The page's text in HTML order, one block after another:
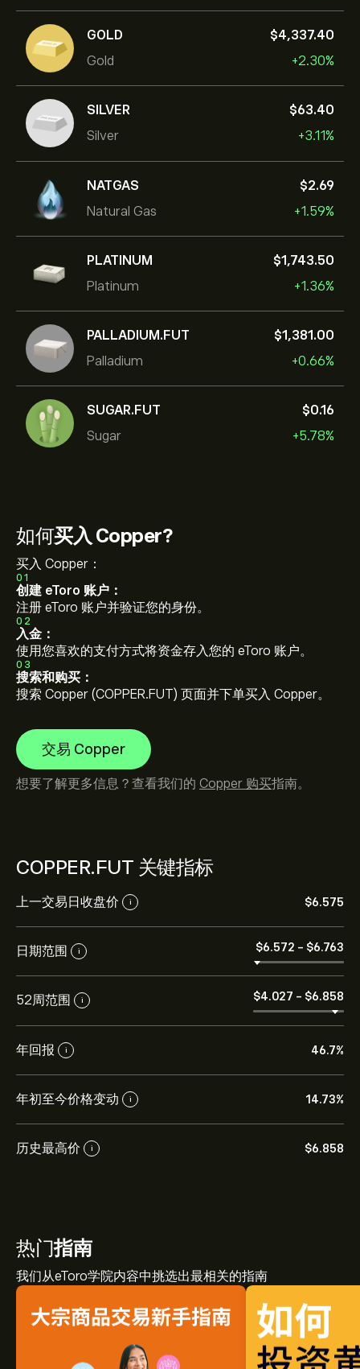
GOLD
Gold
‎$‎4,337.40
+2.30%
SILVER
Silver
‎$‎63.40
+3.11%
NATGAS
Natural Gas
‎$‎2.69
+1.59%
PLATINUM
Platinum
‎$‎1,743.50
+1.36%
PALLADIUM.FUT
Palladium
‎$‎1,381.00
+0.66%
SUGAR.FUT
Sugar
‎$‎0.16
+5.78%
COPPER.FUT 关键指标
上一交易日收盘价 i ‎$‎6.575
日期范围 i ‎$‎6.572 - ‎$‎6.763
52周范围 i ‎$‎4.027 - ‎$‎6.858
年回报 i 46.7%
年初至今价格变动 i 14.73%
历史最高价 i ‎$‎6.858
如何买入 Copper?
买入 Copper：
01
创建 eToro 账户：
注册 eToro 账户并验证您的身份。
02
入金：
使用您喜欢的支付方式将资金存入您的 eToro 账户。
03
搜索和购买：
搜索 Copper (COPPER.FUT) 页面并下单买入 Copper。
交易 Copper
想要了解更多信息？查看我们的 Copper 购买指南。
热门指南
我们从eToro学院内容中挑选出最相关的指南